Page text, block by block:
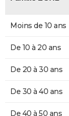
Moins de 10 ans
De 10 à 20 ans
De 20 à 30 ans
De 30 à 40 ans
De 40 à 50 ans